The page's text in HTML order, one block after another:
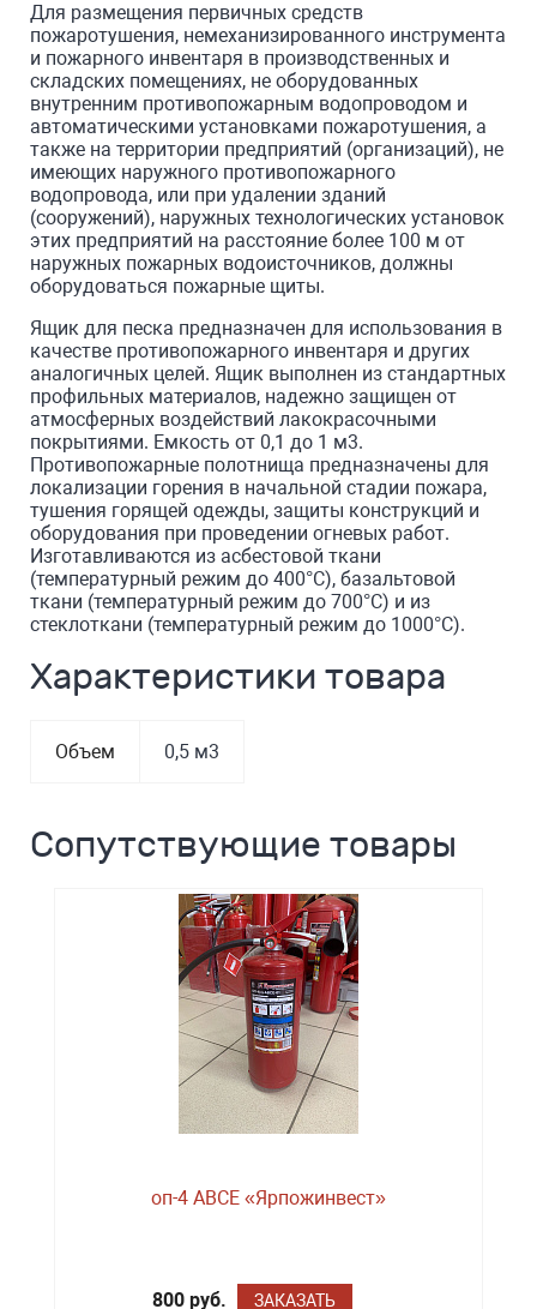
Для размещения первичных средств
пожаротушения, немеханизированного инструмента
и пожарного инвентаря в производственных и
складских поме­щениях, не оборудованных
внутренним противопожарным водопроводом и
автоматическими установками пожаротушения, а
также на территории предприя­тий (организаций), не
имеющих наружного противопожарного
водопровода, или при удалении зданий
(сооружений), наружных технологических установок
этих предприятий на расстояние более 100 м от
наружных пожарных водоисточников, должны
оборудоваться пожарные щиты.
Ящик для песка предназначен для использования в
качестве противопожарного инвентаря и других
аналогичных целей. Ящик выполнен из стандартных
профильных материалов, надежно защищен от
атмосферных воздействий лакокрасочными
покрытиями. Емкость от 0,1 до 1 м3.
Противопожарные полотнища предназначены для
локализации горения в начальной стадии пожара,
тушения горящей одежды, защиты конструкций и
оборудования при проведении огневых работ.
Изготавливаются из асбестовой ткани
(температурный режим до 400°С), базальтовой
ткани (температурный режим до 700°С) и из
стеклоткани (температурный режим до 1000°С).
Характеристики товара
Объем 0,5 м3
Сопутствующие товары
оп-4 ABCE «Ярпожинвест»
800 руб. ЗАКАЗАТЬ